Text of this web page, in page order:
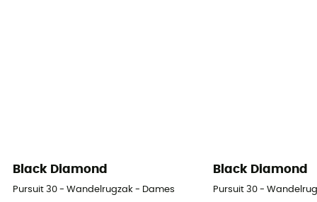
Black Diamond
Pursuit 30 - Wandelrugzak - Dames
Black Diamond
Pursuit 30 -